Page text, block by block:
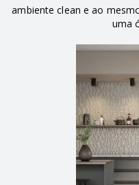
ambiente clean e ao
uma